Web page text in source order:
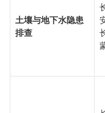
土壤与地下水隐患
排查